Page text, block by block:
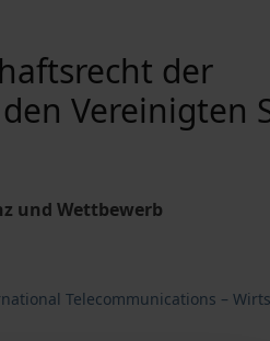
der
Vereinigten
und Wettbewerb
Telecommunications –